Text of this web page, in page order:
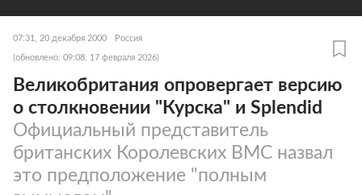
07:31, 20 декабря 2000 Россия
(обновлено: 09:08, 17 февраля 2026)
Великобритания опровергает версию
о столкновении "Курска" и Splendid
Официальный представитель
британских Королевских ВМС назвал
это предположение "полным